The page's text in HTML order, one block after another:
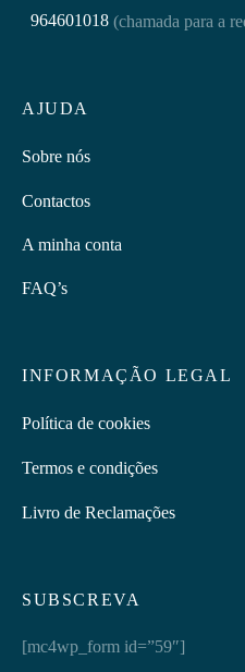
SUBSCREVA
[mc4wp_form id=”59″]
AJUDA
Sobre nós
Contactos
A minha conta
FAQ’s
INFORMAÇÃO LEGAL
Política de cookies
Termos e condições
Livro de Reclamações
964601018 (chamada para a